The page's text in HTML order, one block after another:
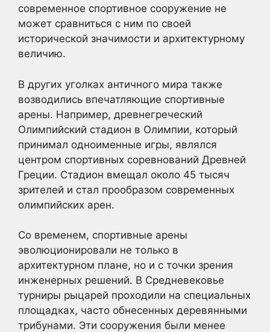
современное спортивное сооружение не
может сравниться с ним по своей
исторической значимости и архитектурному
величию.
В других уголках античного мира также
возводились впечатляющие спортивные
арены. Например, древнегреческий
Олимпийский стадион в Олимпии, который
принимал одноименные игры, являлся
центром спортивных соревнований Древней
Греции. Стадион вмещал около 45 тысяч
зрителей и стал прообразом современных
олимпийских арен.
Со временем, спортивные арены
эволюционировали не только в
архитектурном плане, но и с точки зрения
инженерных решений. В Средневековье
турниры рыцарей проходили на специальных
площадках, часто обнесенных деревянными
трибунами. Эти сооружения были менее